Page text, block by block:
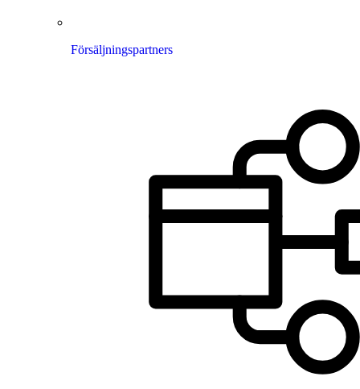
Försäljningspartners